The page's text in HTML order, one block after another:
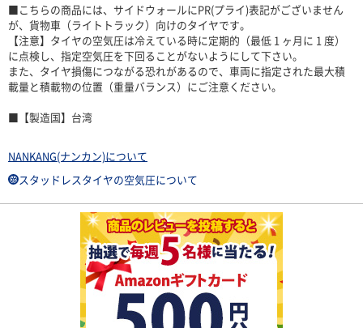
■こちらの商品には、サイドウォールにPR(プライ)表記がございません
が、貨物車（ライトトラック）向けのタイヤです。
【注意】タイヤの空気圧は冷えている時に定期的（最低 1 ヶ月に 1 度）
に点検し、指定空気圧を下回ることがないようにして下さい。
また、タイヤ損傷につながる恐れがあるので、車両に指定された最大積
載量と積載物の位置（重量バランス）にご注意ください。
■【製造国】台湾
NANKANG(ナンカン)について
スタッドレスタイヤの空気圧について